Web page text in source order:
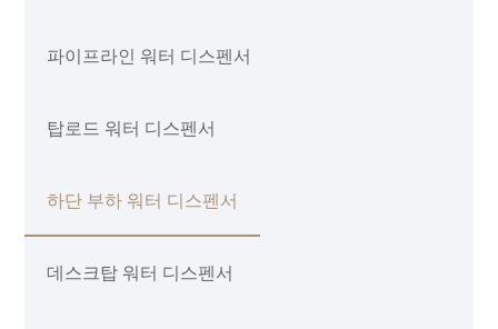
파이프라인 워터 디스펜서
탑로드 워터 디스펜서
하단 부하 워터 디스펜서
데스크탑 워터 디스펜서